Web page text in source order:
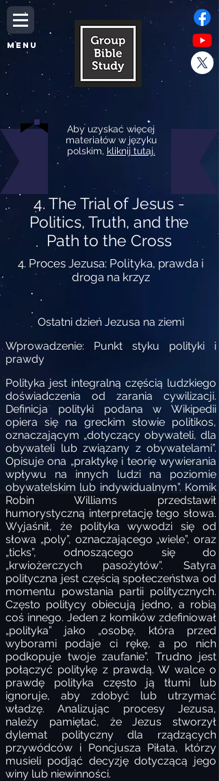
MENU
Aby uzyskać więcej
materiałów w języku
polskim, kliknij tutaj.
4. The Trial of Jesus -
Politics, Truth, and the
Path to the Cross
4. Proces Jezusa: Polityka, prawda i
droga na krzyz
Ostatni dzień Jezusa na ziemi
Wprowadzenie: Punkt styku polityki i
prawdy
Polityka jest integralną częścią ludzkiego
doświadczenia od zarania cywilizacji.
Definicja polityki podana w Wikipedii
opiera się na greckim słowie politikos,
oznaczającym „dotyczący obywateli, dla
obywateli lub związany z obywatelami”.
Opisuje ona „praktykę i teorię wywierania
wpływu na innych ludzi na poziomie
obywatelskim lub indywidualnym”. Komik
Robin Williams przedstawił
humorystyczną interpretację tego słowa.
Wyjaśnił, że polityka wywodzi się od
słowa „poly”, oznaczającego „wiele”, oraz
„ticks”, odnoszącego się do
„krwiożerczych pasożytów”. Satyra
polityczna jest częścią społeczeństwa od
momentu powstania partii politycznych.
Często politycy obiecują jedno, a robią
coś innego. Jeden z komików zdefiniował
„polityka” jako „osobę, która przed
wyborami podaje ci rękę, a po nich
podkopuje twoje zaufanie”. Trudno jest
połączyć politykę z prawdą. W walce o
prawdę polityka często ją tłumi lub
ignoruje, aby zdobyć lub utrzymać
władzę. Analizując procesy Jezusa,
należy pamiętać, że Jezus stworzył
dylemat polityczny dla rządzących
przywódców i Poncjusza Piłata, którzy
musieli podjąć decyzję dotyczącą jego
winy lub niewinności.